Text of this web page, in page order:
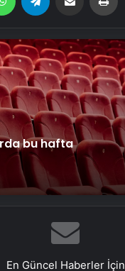
bu hafta
En Güncel Haberler İçin